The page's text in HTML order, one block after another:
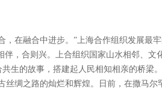
在融合中进步。”上海合作组织发展最
合则兴。上合组织国家山水相邻、文
共生的故事，搭建起人民相知相亲的桥
丝绸之路的灿烂和辉煌。日前，在撒马